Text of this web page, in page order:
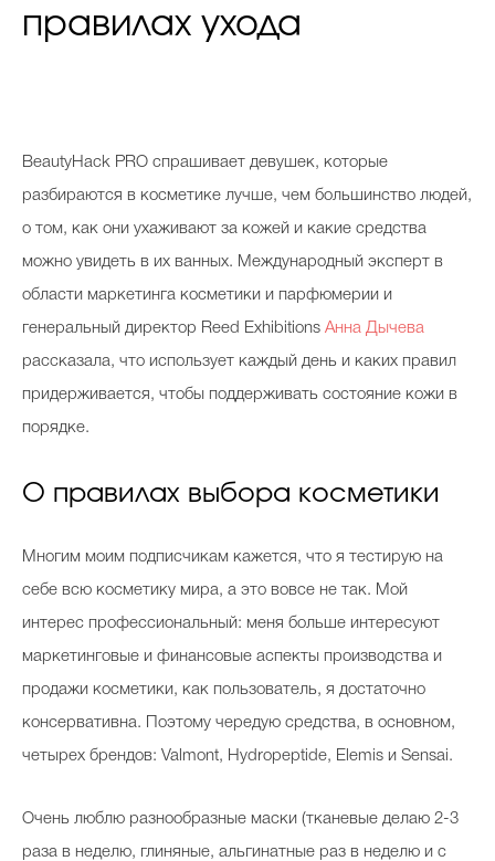
правилах ухода
BeautyHack PRO спрашивает девушек, которые
разбираются в косметике лучше, чем большинство людей,
о том, как они ухаживают за кожей и какие средства
можно увидеть в их ванных. Международный эксперт в
области маркетинга косметики и парфюмерии и
генеральный директор Reed Exhibitions Анна Дычева
рассказала, что использует каждый день и каких правил
придерживается, чтобы поддерживать состояние кожи в
порядке.
О правилах выбора косметики
Многим моим подписчикам кажется, что я тестирую на
себе всю косметику мира, а это вовсе не так. Мой
интерес профессиональный: меня больше интересуют
маркетинговые и финансовые аспекты производства и
продажи косметики, как пользователь, я достаточно
консервативна. Поэтому чередую средства, в основном,
четырех брендов: Valmont, Hydropeptide, Elemis и Sensai.
Очень люблю разнообразные маски (тканевые делаю 2-3
раза в неделю, глиняные, альгинатные раз в неделю и с